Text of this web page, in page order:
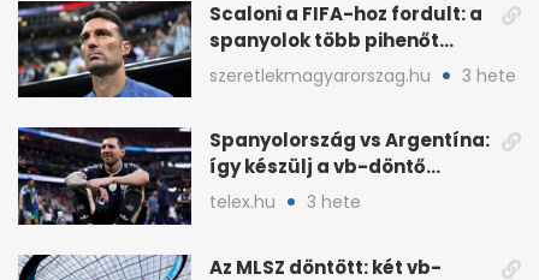
Scaloni a FIFA-hoz fordult: a
spanyolok több pihenőt
kaptak a vb-döntőre
szeretlekmagyarorszag.hu 3 hete
Spanyolország vs Argentína:
így készülj a vb-döntő
taktikai csatájára
telex.hu 3 hete
Az MLSZ döntött: két vb-